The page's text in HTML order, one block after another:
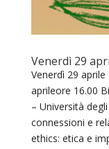
Venerdì 29
Venerdì 29
aprileore 16.00
– Università
connessioni e
ethics: etica e